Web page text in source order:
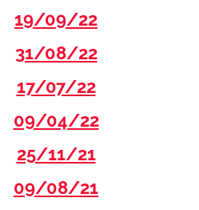
19/09/22
31/08/22
17/07/22
09/04/22
25/11/21
09/08/21